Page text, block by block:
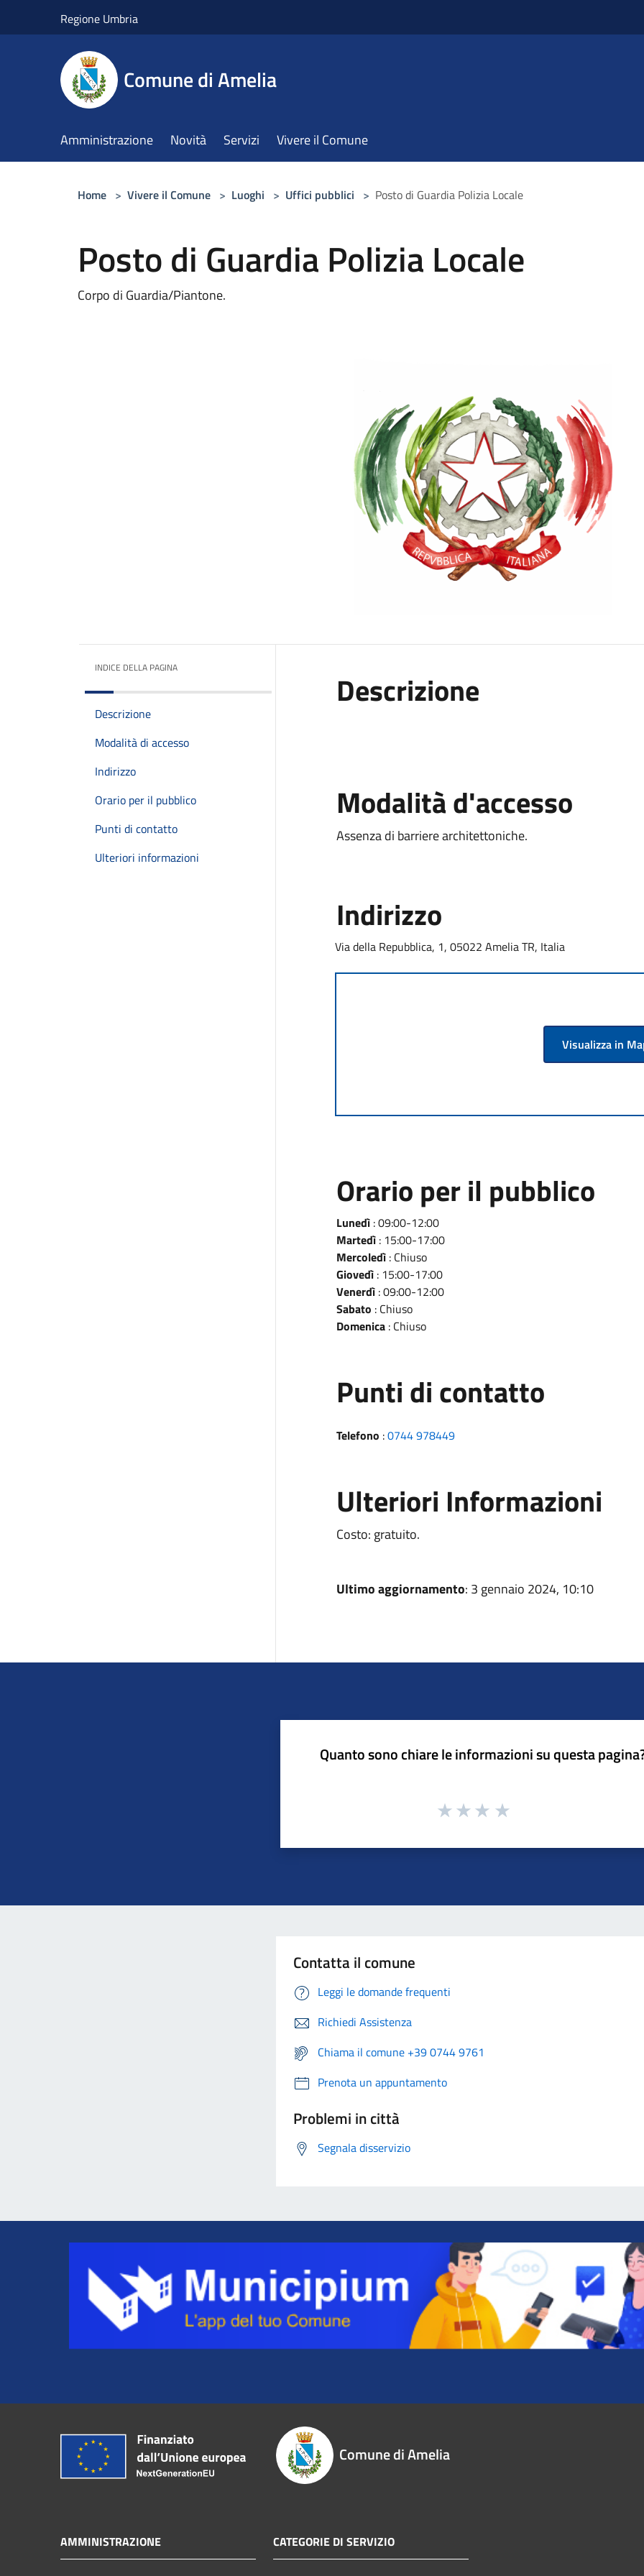
Regione Umbria
Comune di Amelia
Amministrazione Novità Servizi Vivere il Comune
Home > Vivere il Comune > Luoghi > Uffici pubblici > Posto di Guardia Polizia Locale
Posto di Guardia Polizia Locale
Corpo di Guardia/Piantone.
INDICE DELLA PAGINA
Descrizione
Modalità di accesso
Indirizzo
Orario per il pubblico
Punti di contatto
Ulteriori informazioni
Descrizione
Modalità d'accesso
Assenza di barriere architettoniche.
Indirizzo
Via della Repubblica, 1, 05022 Amelia TR, Italia
Visualizza in
Orario per il pubblico
Lunedì: 09:00-12:00
Martedì: 15:00-17:00
Mercoledì: Chiuso
Giovedì: 15:00-17:00
Venerdì: 09:00-12:00
Sabato : Chiuso
Domenica: Chiuso
Punti di contatto
Telefono :0744 978449
Ulteriori Informazioni
Costo: gratuito.
Ultimo aggiornamento: 3 gennaio 2024, 10:10
Quanto sono chiare le informazioni su questa
Contatta il comune
Leggi le domande frequenti
Richiedi Assistenza
Chiama il comune +39 0744 9761
Prenota un appuntamento
Problemi in città
Segnala disservizio
Comune di Amelia
AMMINISTRAZIONE CATEGORIE DI SERVIZIO